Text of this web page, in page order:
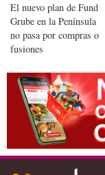
El nuevo plan de Fund
Grube en la Península
no pasa por compras o
fusiones